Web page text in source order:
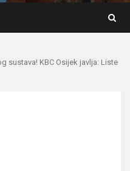
sustava! KBC Osijek javlja: Liste